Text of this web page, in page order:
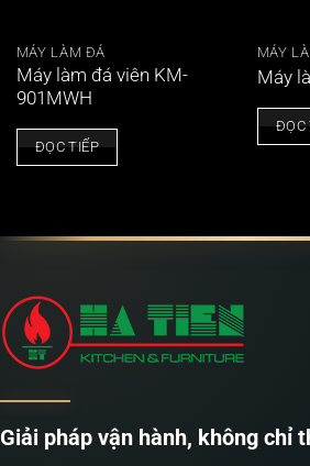
MÁY LÀM ĐÁ
Máy làm đá viên KM-
901MWH
ĐỌC TIẾP
MÁY
Máy
ĐỌC
Giải pháp vận hành, không chỉ